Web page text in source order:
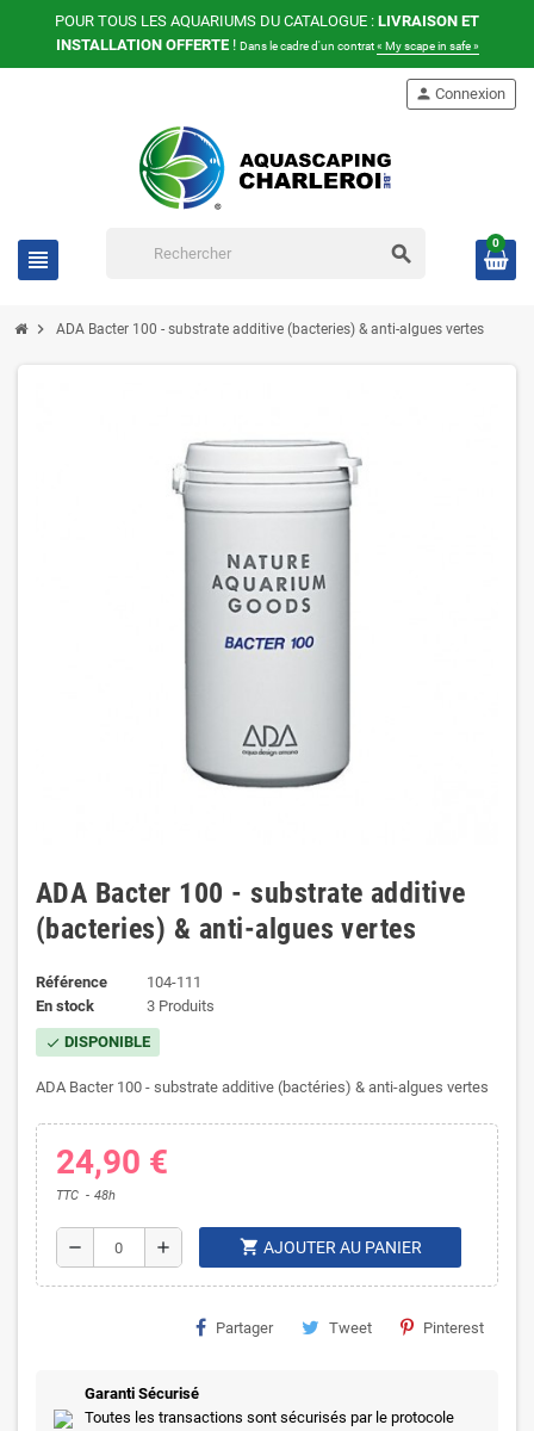
POUR TOUS LES AQUARIUMS DU CATALOGUE : LIVRAISON ET
INSTALLATION OFFERTE! Dans le cadre d'un contrat« My scape in safe »
view_headline search
person Connexion
0
chevron_right ADA Bacter 100 - substrate additive (bacteries) & anti-algues vertes
ADA Bacter 100 - substrate additive
(bacteries) & anti-algues vertes
Référence
104-111
En stock
3 Produits
check DISPONIBLE
ADA Bacter 100 - substrate additive (bactéries) & anti-algues vertes
24,90 €
TTC 48h
remove add shopping_cart AJOUTER AU PANIER
Partager Tweet Pinterest
Garanti Sécurisé
Toutes les transactions sont sécurisés par le protocole